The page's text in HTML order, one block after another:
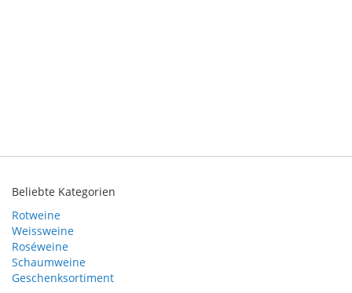
Beliebte Kategorien
Rotweine
Weissweine
Roséweine
Schaumweine
Geschenksortiment